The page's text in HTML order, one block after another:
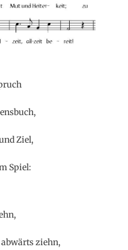
Ziel,
Spiel:
ziehn,